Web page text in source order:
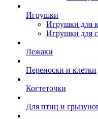
Игрушки
Игрушки для
Игрушки для
Лежаки
Переноски и клетки
Когтеточки
Для птиц и